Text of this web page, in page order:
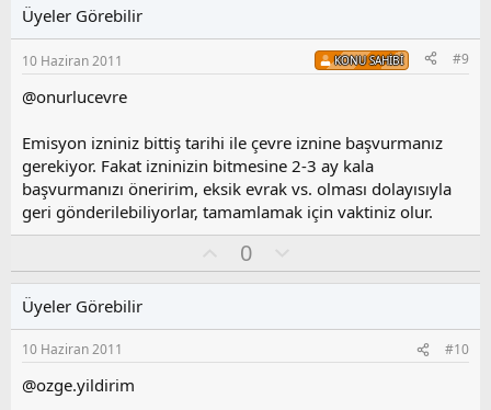
s
u
y
l
a
Üyeler Görebilir
10 Haziran 2011 KONU SAHIBI #9
@onurlucevre
Emisyon izniniz bittiş tarihi ile çevre iznine başvurmanız
gerekiyor. Fakat izninizin bitmesine 2-3 ay kala
başvurmanızı öneririm, eksik evrak vs. olması dolayısıyla
geri gönderilebiliyorlar, tamamlamak için vaktiniz olur.
y
0
l
s
u
Üyeler Görebilir
10 Haziran 2011 #10
@ozge.yildirim